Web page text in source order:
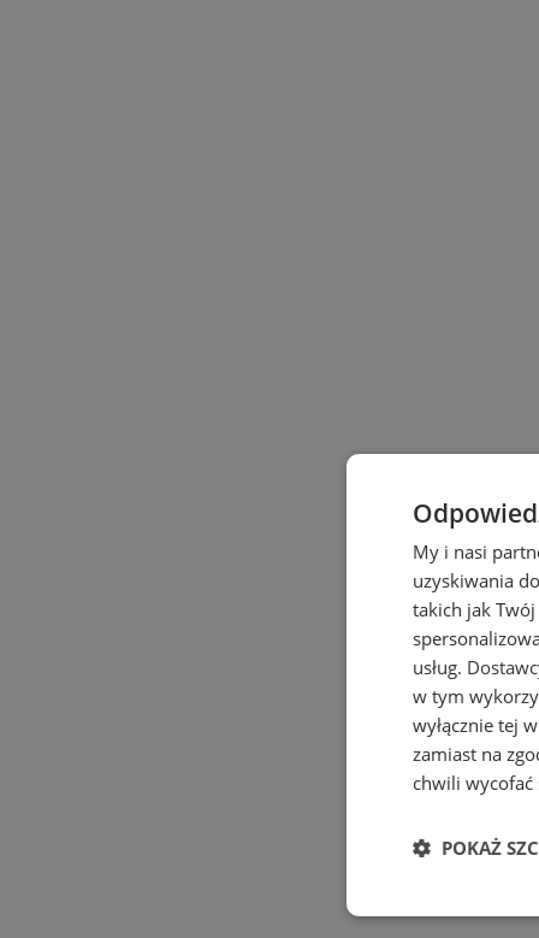
My i nasi
uzyskiwania
takich jak
usług.
w tym
wyłącznie tej
zamiast na
chwili
POKAŻ
Niezbędne